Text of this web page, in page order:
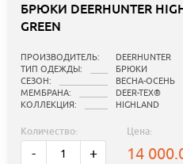
БРЮКИ DEERHUNTER
GREEN
ПРОИЗВОДИТЕЛЬ:
DEERHUNTER
ТИП ОДЕЖДЫ:
БРЮКИ
СЕЗОН:
ВЕСНА-ОСЕНЬ
МЕМБРАНА:
DEER-TEX®
КОЛЛЕКЦИЯ:
HIGHLAND
Количество:
- +
Цена:
14